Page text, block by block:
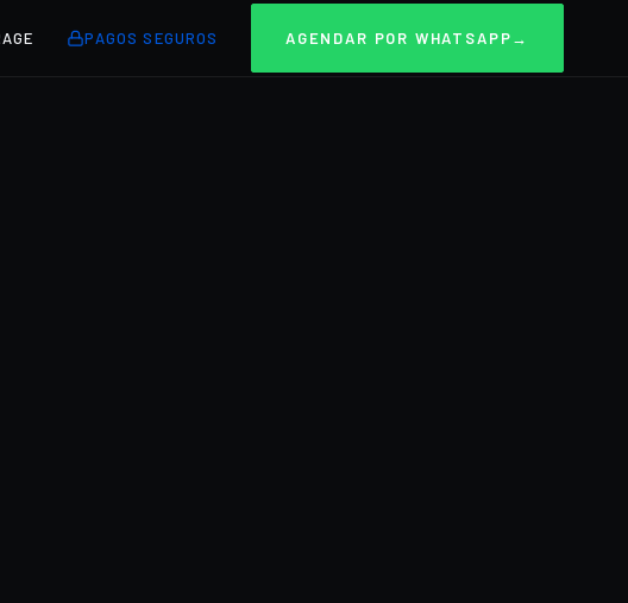
PAGOS SEGUROS AGENDAR POR WHATSAPP→